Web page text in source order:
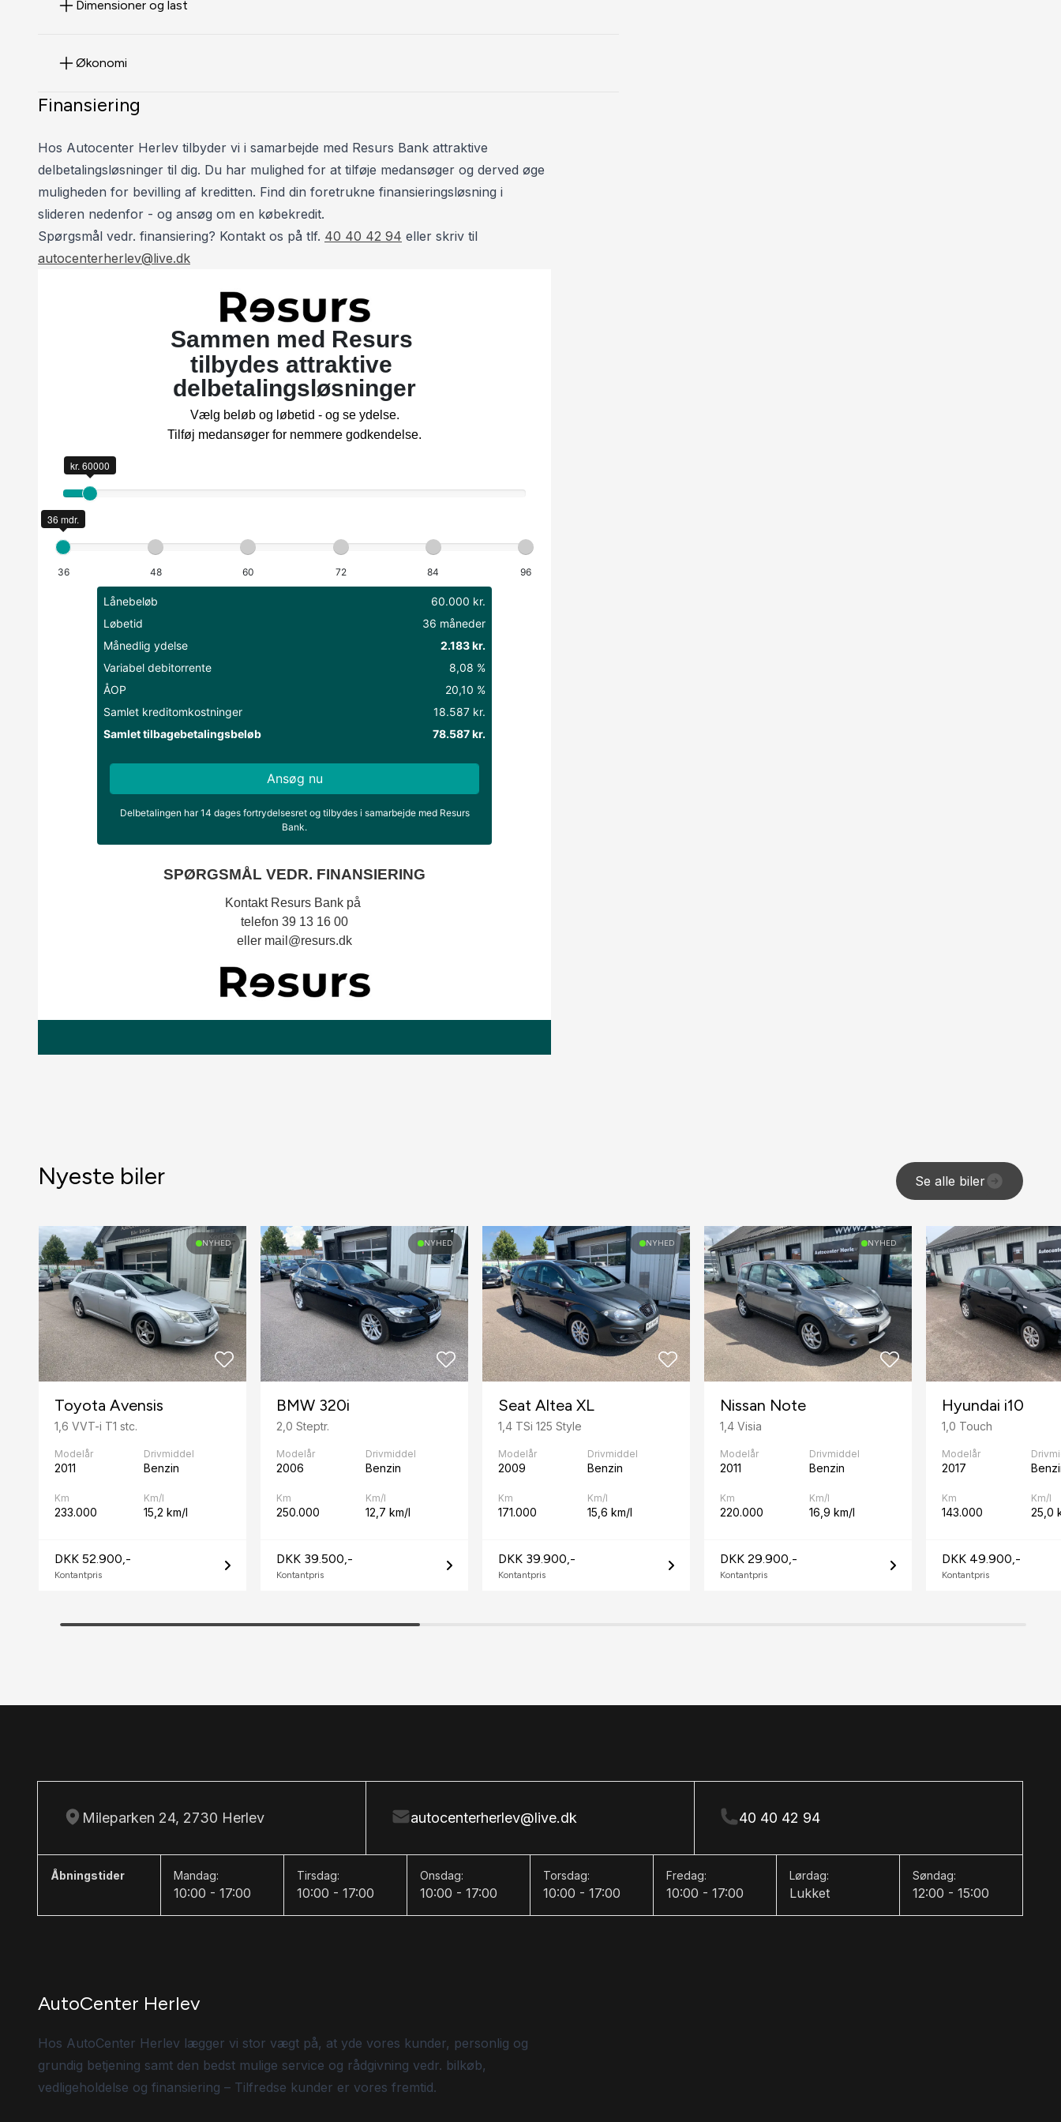
Dimensioner og last
Økonomi
Finansiering
Hos Autocenter Herlev tilbyder vi i samarbejde med Resurs Bank attraktive
delbetalingsløsninger til dig. Du har mulighed for at tilføje medansøger og derved øge
muligheden for bevilling af kreditten. Find din foretrukne finansieringsløsning i
slideren nedenfor - og ansøg om en købekredit.
Spørgsmål vedr. finansiering? Kontakt os på tlf. 40 40 42 94 eller skriv til
autocenterherlev@live.dk
Nyeste biler Se alle biler
NYHED
Toyota Avensis
1,6 VVT-i T1 stc.
Modelår
2011
Drivmiddel
Benzin
Km
233.000
Km/l
15,2 km/l
DKK 52.900,-
Kontantpris
NYHED
BMW 320i
2,0 Steptr.
Modelår
2006
Drivmiddel
Benzin
Km
250.000
Km/l
12,7 km/l
DKK 39.500,-
Kontantpris
NYHED
Seat Altea XL
1,4 TSi 125 Style
Modelår
2009
Drivmiddel
Benzin
Km
171.000
Km/l
15,6 km/l
DKK 39.900,-
Kontantpris
NYHED
Nissan Note
1,4 Visia
Modelår
2011
Drivmiddel
Benzin
Km
220.000
Km/l
16,9 km/l
DKK 29.900,-
Kontantpris
Hyundai i10
1,0 Touch
Modelår
2017
Km
143.000
Km/l
25,0
DKK 49.900,-
Kontantpris
Mileparken 24, 2730 Herlev autocenterherlev@live.dk 40 40 42 94
Åbningstider Mandag:
10:00 - 17:00
Tirsdag:
10:00 - 17:00
Onsdag:
10:00 - 17:00
Torsdag:
10:00 - 17:00
Fredag:
10:00 - 17:00
Lørdag:
Lukket
Søndag:
12:00 - 15:00
AutoCenter Herlev
Hos AutoCenter Herlev lægger vi stor vægt på, at yde vores kunder, personlig og
grundig betjening samt den bedst mulige service og rådgivning vedr. bilkøb,
vedligeholdelse og finansiering – Tilfredse kunder er vores fremtid.